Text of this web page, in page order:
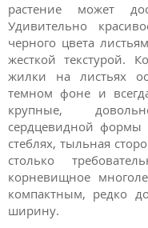
растение может
Удивительно
черного цвета
жесткой текстурой.
жилки на листьях
темном фоне и
крупные,
сердцевидной формы
стеблях, тыльная
столько
корневищное
компактным, редко
ширину.